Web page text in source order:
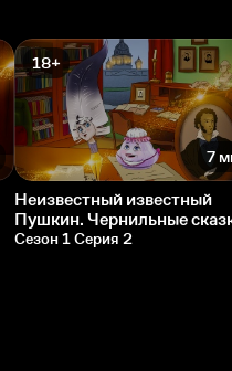
18+
7
Неизвестный известный
Пушкин. Чернильные
Сезон 1 Серия 2